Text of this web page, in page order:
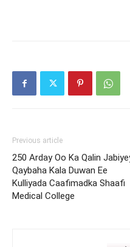
Previous article
250 Arday Oo Ka Qalin
Qaybaha Kala Duwan Ee
Kulliyada Caafimadka Shaafi
Medical College